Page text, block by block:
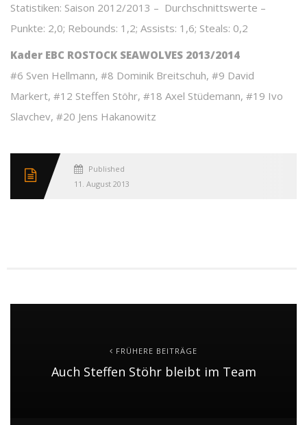
Statistiken: Saison 2012/2013 – Durchschnittswerte –
Punkte: 2,0; Rebounds: 1,2; Assists: 1,6; Steals: 0,2
Kader EBC ROSTOCK SEAWOLVES 2013/2014
#6 Sven Hellmann, #8 Dominik Breitschuh, #9 David
Markert, #12 Steffen Stöhr, #18 Axel Stüdemann, #19 Ivo
Slavchev, #20 Jens Hakanowitz
Published
11. August 2013
FRÜHERE BEITRÄGE
Auch Steffen Stöhr bleibt im Team